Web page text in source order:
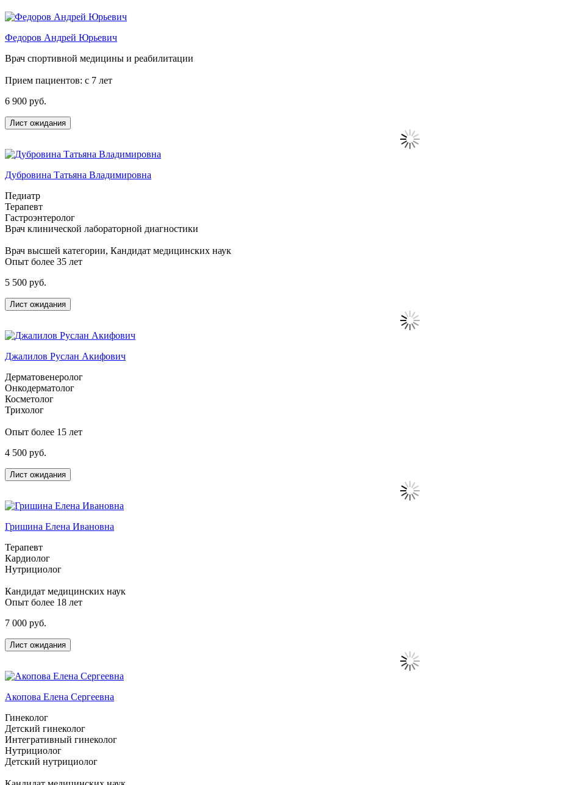
Федоров Андрей Юрьевич
Врач спортивной медицины и реабилитации
Прием пациентов: с 7 лет
6 900 руб.
Лист ожидания
Дубровина Татьяна Владимировна
Педиатр
Терапевт
Гастроэнтеролог
Врач клинической лабораторной диагностики
Врач высшей категории, Кандидат медицинских наук
Опыт более 35 лет
5 500 руб.
Лист ожидания
Джалилов Руслан Акифович
Дерматовенеролог
Онкодерматолог
Косметолог
Трихолог
Опыт более 15 лет
4 500 руб.
Лист ожидания
Гришина Елена Ивановна
Терапевт
Кардиолог
Нутрициолог
Кандидат медицинских наук
Опыт более 18 лет
7 000 руб.
Лист ожидания
Акопова Елена Сергеевна
Гинеколог
Детский гинеколог
Интегративный гинеколог
Нутрициолог
Детский нутрициолог